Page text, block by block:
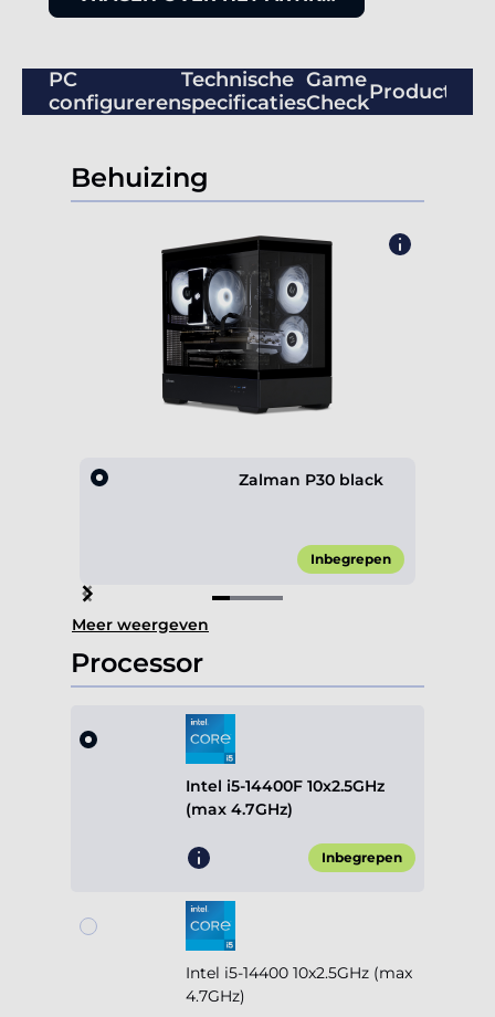
PC
configureren
Technische
specificaties
Game
Check
Behuizing
Zalman P30 black
Inbegrepen
Item
1
of
4
Meer weergeven
Processor
Intel i5-14400F 10x2.5GHz
(max 4.7GHz)
Inbegrepen
Intel i5-14400 10x2.5GHz (max
4.7GHz)